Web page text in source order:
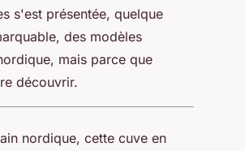
s'est présentée, quelque
des modèles
mais parce que
découvrir.
nordique, cette cuve en